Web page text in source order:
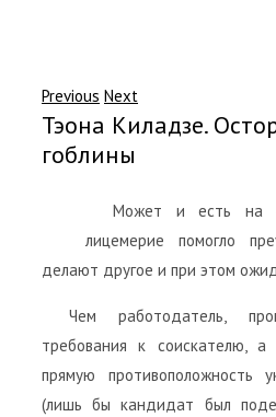
Previous Next
Тэона Киладзе.
гоблины
Может и есть на
лицемерие помогло
делают другое и при этом
Чем работодатель,
требования к соискателю,
прямую противоположность
(лишь бы кандидат был